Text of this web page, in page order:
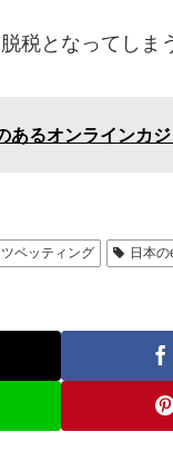
税となってしま
あるオンラインカ
ベッティング 日本